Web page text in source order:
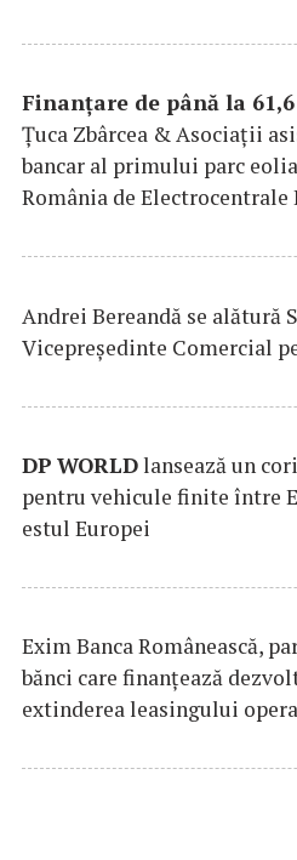
Finanțare de până la
Țuca Zbârcea & Asociații
bancar al primului parc
România de Electrocentrale
Andrei Bereandă se alătură
Vicepreședinte Comercial
DP WORLDlansează un
pentru vehicule finite între
estul Europei
Exim Banca Românească,
bănci care finanțează
extinderea leasingului